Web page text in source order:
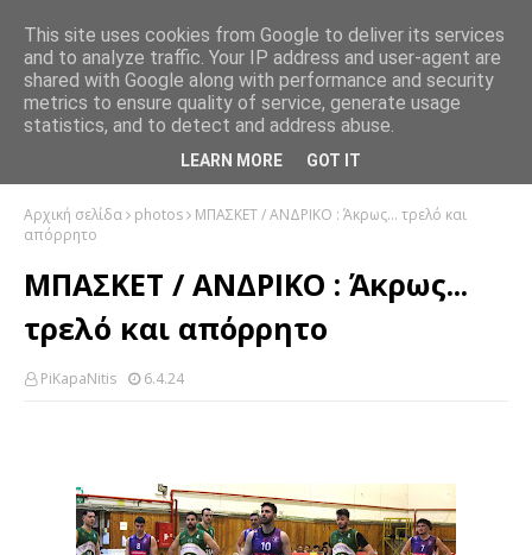
Αρχική σελίδα photos
ΜΠΑΣΚΕΤ / ΑΝΔΡΙΚΟ : Άκρως... τρελό και
απόρρητο
ΜΠΑΣΚΕΤ / ΑΝΔΡΙΚΟ : Άκρως...
τρελό και απόρρητο
PiKapaNitis 6.4.24
This site uses cookies from Google to deliver its services
and to analyze traffic. Your IP address and user-agent are
shared with Google along with performance and security
metrics to ensure quality of service, generate usage
statistics, and to detect and address abuse.
LEARN MORE GOT IT